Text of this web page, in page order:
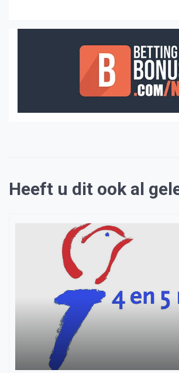
Heeft u dit ook al